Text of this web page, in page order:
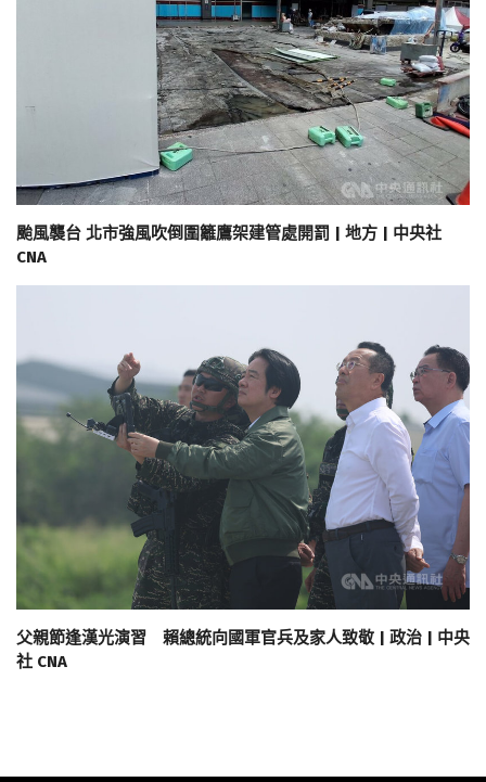
颱風襲台 北市強風吹倒圍籬鷹架建管處開罰 | 地方 | 中央社
CNA
父親節逢漢光演習 賴總統向國軍官兵及家人致敬 | 政治 | 中央
社 CNA